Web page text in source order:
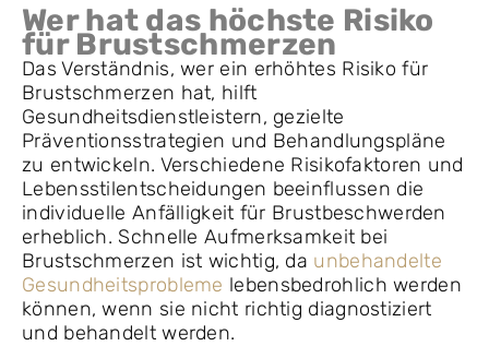
Wer hat das höchste Risiko
für Brustschmerzen
Das Verständnis, wer ein erhöhtes Risiko für
Brustschmerzen hat, hilft
Gesundheitsdienstleistern, gezielte
Präventionsstrategien und Behandlungspläne
zu entwickeln. Verschiedene Risikofaktoren und
Lebensstilentscheidungen beeinflussen die
individuelle Anfälligkeit für Brustbeschwerden
erheblich. Schnelle Aufmerksamkeit bei
Brustschmerzen ist wichtig, da unbehandelte
Gesundheitsprobleme lebensbedrohlich werden
können, wenn sie nicht richtig diagnostiziert
und behandelt werden.